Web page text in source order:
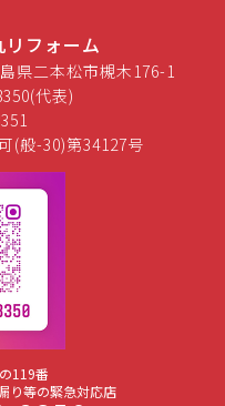
フォーム
県二本松市槻木176-1
代表)
(般-30)第34127号
119番
り等の緊急対応店